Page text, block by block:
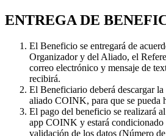
ENTREGA DE
El Beneficio se entregará de
Organizador y del Aliado, el
correo electrónico y mensaje de
recibirá.
El Beneficiario deberá descargar
aliado COINK, para que se pueda
El pago del beneficio se realizará
app COINK y estará condicionado
validación de los datos (Número